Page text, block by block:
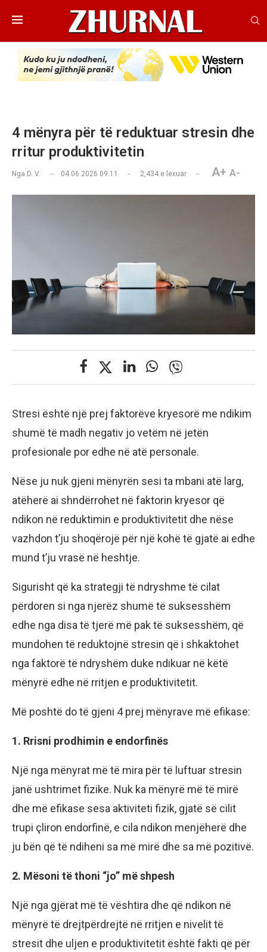
4 mënyra për të reduktuar stresin dhe
rritur produktivitetin
Nga D. V. 04.06.2026 09:11 2,434 e lexuar A+ A-
Stresi është një prej faktorëve kryesorë me ndikim
shumë të madh negativ jo vetëm në jetën
profesionale por edhe në atë personale.
Nëse ju nuk gjeni mënyrën sesi ta mbani atë larg,
atëherë ai shndërrohet në faktorin kryesor që
ndikon në reduktimin e produktivitetit dhe nëse
vazhdon t’ju shoqërojë për një kohë të gjatë ai edhe
mund t’ju vrasë në heshtje.
Sigurisht që ka strategji të ndryshme të cilat
përdoren si nga njerëz shumë të suksesshëm
edhe nga disa të tjerë më pak të suksesshëm, që
mundohen të reduktojnë stresin që i shkaktohet
nga faktorë të ndryshëm duke ndikuar në këtë
mënyrë edhe në rritjen e produktivitetit.
Më poshtë do të gjeni 4 prej mënyrave më efikase:
1. Rrisni prodhimin e endorfinës
Një nga mënyrat më të mira për të luftuar stresin
janë ushtrimet fizike. Nuk ka mënyrë më të mirë
dhe më efikase sesa aktiviteti fizik, gjatë së cilit
trupi çliron endorfinë, e cila ndikon menjëherë dhe
ju bën që të ndiheni sa më mirë dhe sa më pozitivë.
2. Mësoni të thoni “jo” më shpesh
Një nga gjërat më të vështira dhe që ndikon në
mënyrë të drejtpërdrejtë në rritjen e nivelit të
stresit dhe uljen e produktivitetit është fakti që për